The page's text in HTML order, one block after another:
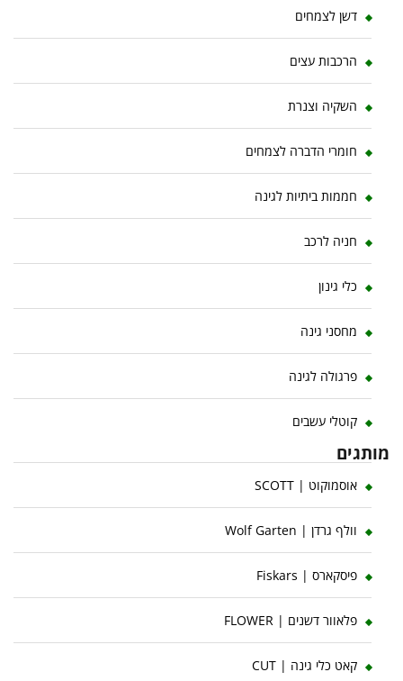
דשן לצמחים
הרכבות עצים
השקיה וצנרת
חומרי הדברה לצמחים
חממות ביתיות לגינה
חניה לרכב
כלי גינון
מחסני גינה
פרגולה לגינה
קוטלי עשבים
מותגים
אוסמוקוט | SCOTT
וולף גרדן | Wolf Garten
פיסקארס | Fiskars
פלאוור דשנים | FLOWER
קאט כלי גינה | CUT